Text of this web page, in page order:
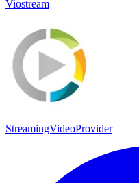
Viostream
StreamingVideoProvider